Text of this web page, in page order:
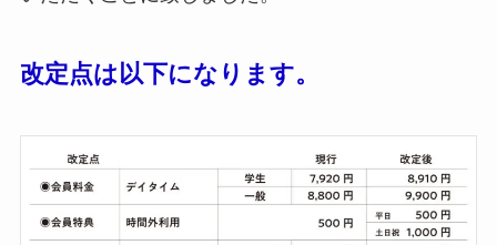
改定点は以下になります。